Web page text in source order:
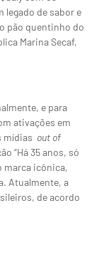
legado de sabor e
pão quentinho do
Marina Secaf,
e para
ativações em
mídias out of
“Há 35 anos, só
marca icônica,
Atualmente, a
de acordo